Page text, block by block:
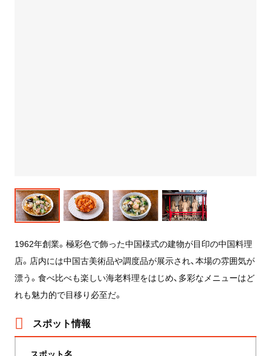
1962年創業。極彩色で飾った中国様式の建物が目印の中国料理
店。店内には中国古美術品や調度品が展示され、本場の雰囲気が
漂う。食べ比べも楽しい海老料理をはじめ、多彩なメニューはど
れも魅力的で目移り必至だ。
スポット情報
スポット名